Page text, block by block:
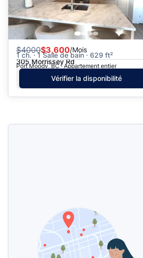
$4000$3,600/Mois
1 ch. · 1 Salle de bain · 629 ft²
305 Morrissey Rd
Port Moody, BC · Appartement entier
Vérifier la disponibilité